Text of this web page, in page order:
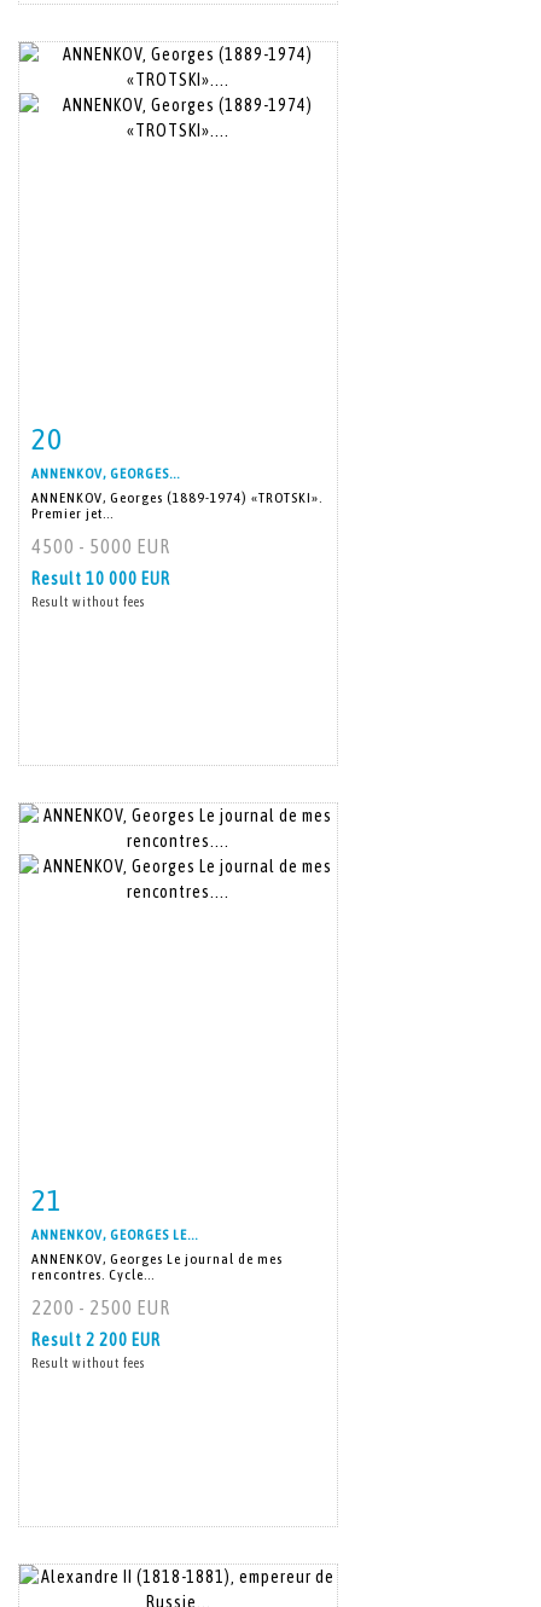
20
ANNENKOV, GEORGES...
ANNENKOV, Georges (1889-1974) «TROTSKI».
Premier jet...
4500 - 5000 EUR
Result 10 000 EUR
Result without fees
21
ANNENKOV, GEORGES LE...
ANNENKOV, Georges Le journal de mes
rencontres. Cycle...
2200 - 2500 EUR
Result 2 200 EUR
Result without fees